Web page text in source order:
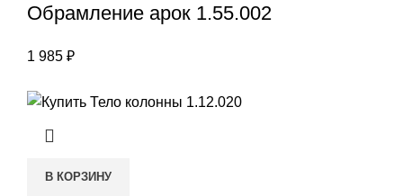
Обрамление арок 1.55.002
1 985 ₽
В КОРЗИНУ